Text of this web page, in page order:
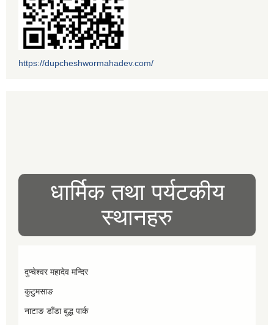
https://dupcheshwormahadev.com/
धार्मिक तथा पर्यटकीय
स्थानहरु
दुप्चेश्वर महादेव मन्दिर
कुटुमसाङ
नाटाङ डाँडा बुद्ध पार्क